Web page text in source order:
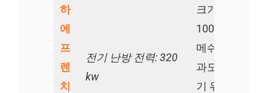
하
에
프
렌
치
전기 난방 전력: 320
kw
크기:
메쉬 벨트 폭:
과도한 기름을
기 위해 진동